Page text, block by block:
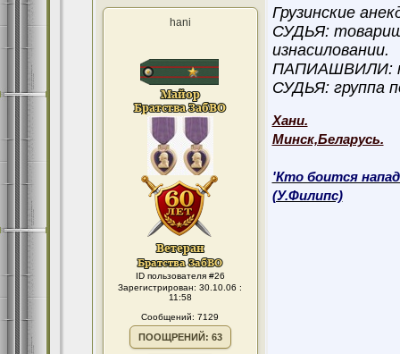
hani
ID пользователя #26
Зарегистрирован: 30.10.06 :
11:58
Сообщений: 7129
ПООЩРЕНИЙ: 63
Грузинские
СУДЬЯ:
изнасиловании.
ПАПИАШВИЛИ:
СУДЬЯ: группа
Хани.
Минск,Беларусь.
'Кто боится
(У.Филипс)